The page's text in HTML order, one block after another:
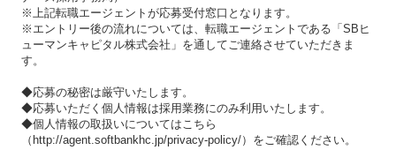
※上記転職エージェントが応募受付窓口となります。
※エントリー後の流れについては、転職エージェントである「SBヒ
ューマンキャピタル株式会社」を通してご連絡させていただきま
す。
◆応募の秘密は厳守いたします。
◆応募いただく個人情報は採用業務にのみ利用いたします。
◆個人情報の取扱いについてはこちら
（http://agent.softbankhc.jp/privacy-policy/）をご確認ください。